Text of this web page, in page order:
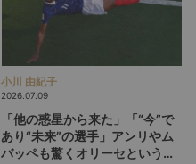
小川 由紀子
2026.07.09
「他の惑星から来た」「“今”で
あり“未来”の選手」アンリやム
バッペも驚くオリーセというフ